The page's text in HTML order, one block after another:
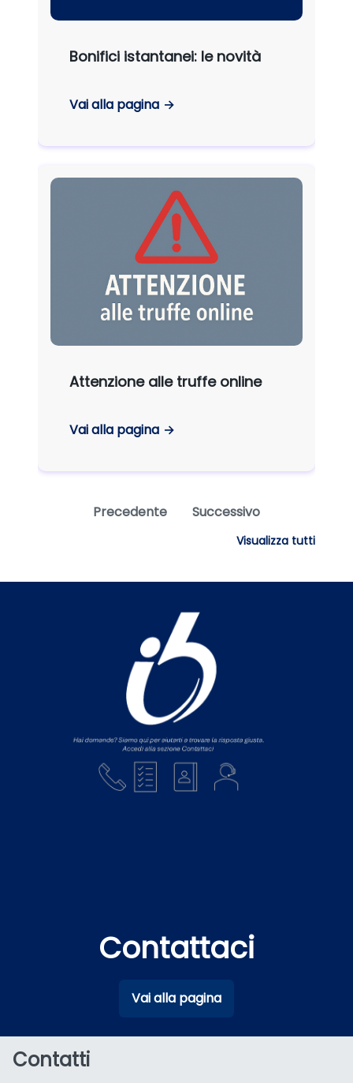
Bonifici istantanei: le novità
Vai alla pagina
Attenzione alle truffe online
Vai alla pagina
Precedente Successivo
Visualizza tutti
Contattaci
Vai alla pagina
Contatti